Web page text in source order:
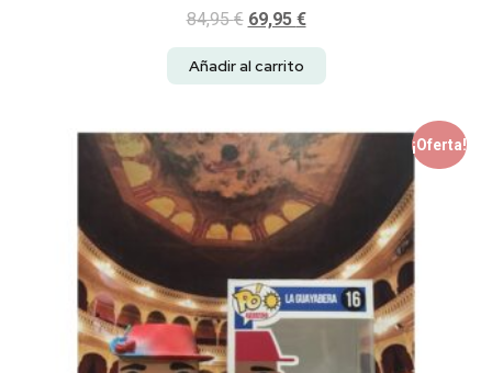
84,95€ 69,95 €
Añadir al carrito
¡Oferta!